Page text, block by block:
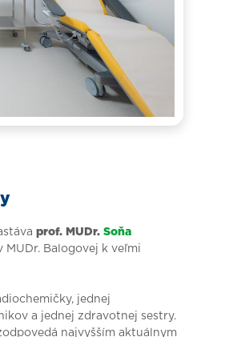
prof. MUDr. Soňa
Balogovej k veľmi
jednej
a jednej zdravotnej sestry.
najvyšším aktuálnym